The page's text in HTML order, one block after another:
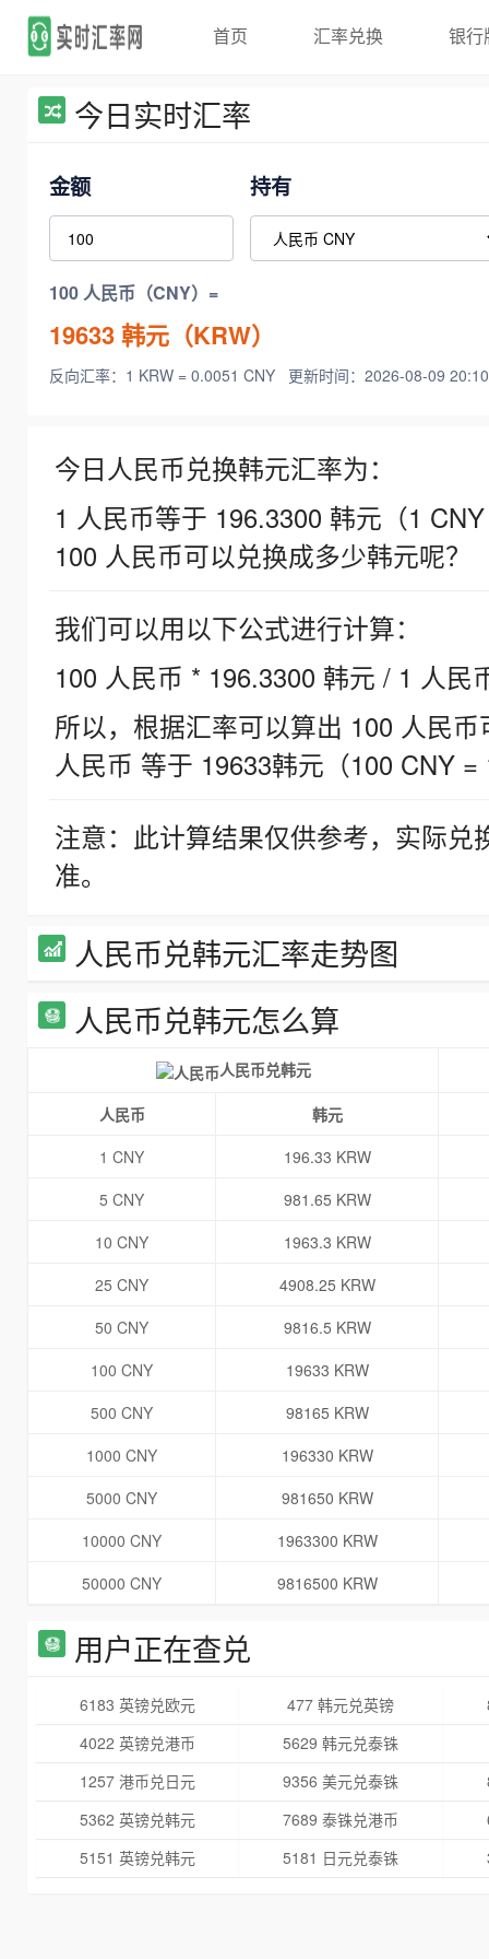
首页 汇率兑换 银行
今日实时汇率
金额 持有
100 人民币（CNY）=
19633韩元（KRW）
反向汇率：1 KRW = 0.0051 CNY 更新时间：2026-08-09
今日人民币兑换韩元汇率为：
1 人民币等于 196.3300 韩元（1
100 人民币可以兑换成多少韩元呢？
我们可以用以下公式进行计算：
100 人民币 * 196.3300 韩元 / 1 人民
所以，根据汇率可以算出 100 人民
人民币 等于 19633韩元（100 CNY =
注意：此计算结果仅供参考，实际
准。
人民币兑韩元汇率走势图
人民币兑韩元怎么算
人民币兑韩元
人民币
韩元
1 CNY
196.33 KRW
5 CNY
981.65 KRW
10 CNY
1963.3 KRW
25 CNY
4908.25 KRW
50 CNY
9816.5 KRW
100 CNY
19633 KRW
500 CNY
98165 KRW
1000 CNY
196330 KRW
5000 CNY
981650 KRW
10000 CNY
1963300 KRW
50000 CNY
9816500 KRW
用户正在查兑
6183 英镑兑欧元 477 韩元兑英镑
4022 英镑兑港币
5629 韩元兑泰铢
1257 港币兑日元
9356 美元兑泰铢
5362 英镑兑韩元
7689 泰铢兑港币
5151 英镑兑韩元
5181 日元兑泰铢